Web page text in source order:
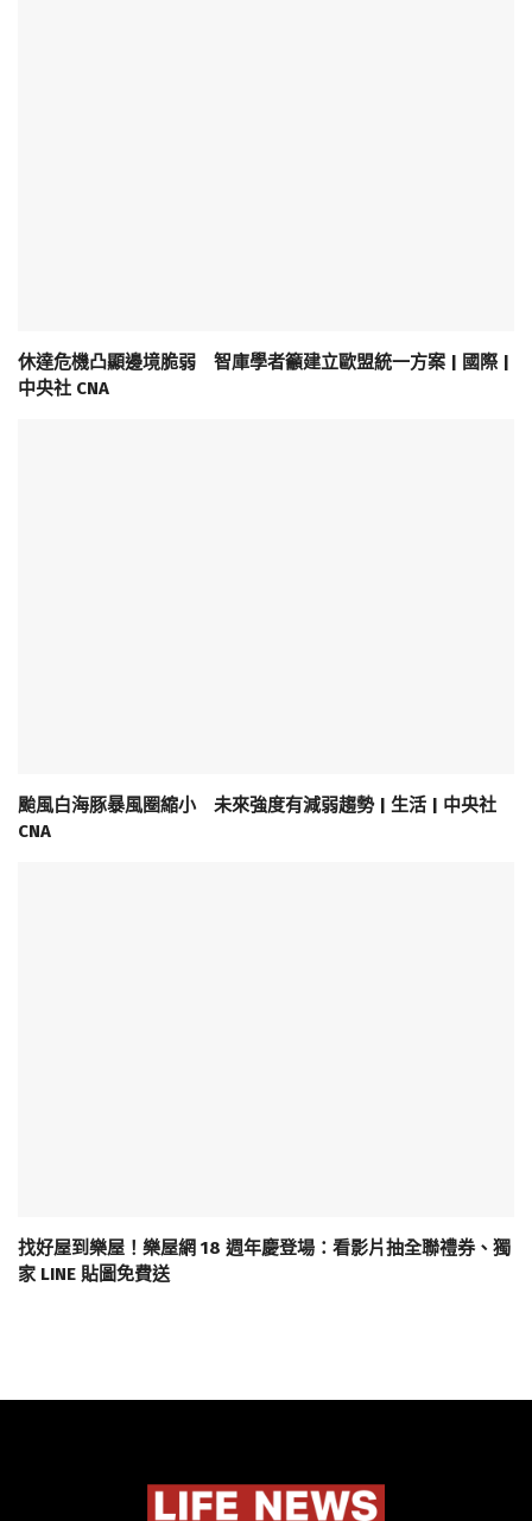
休達危機凸顯邊境脆弱 智庫學者籲建立歐盟統一方案 | 國際 |
中央社 CNA
颱風白海豚暴風圈縮小 未來強度有減弱趨勢 | 生活 | 中央社
CNA
找好屋到樂屋！樂屋網 18 週年慶登場：看影片抽全聯禮券、獨
家 LINE 貼圖免費送